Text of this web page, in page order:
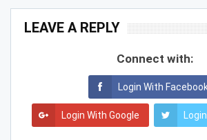
LEAVE A REPLY
Connect with:
Login With
Login With Google